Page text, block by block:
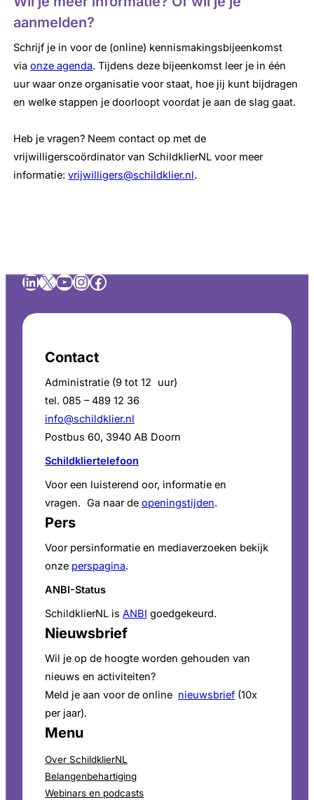
aanmelden?
Schrijf je in voor de (online) kennismakingsbijeenkomst
viaonze agenda. Tijdens deze bijeenkomst leer je in één
uur waar onze organisatie voor staat, hoe jij kunt bijdragen
en welke stappen je doorloopt voordat je aan de slag gaat.
Heb je vragen? Neem contact op met de
vrijwilligerscoördinator van SchildklierNL voor meer
informatie:vrijwilligers@schildklier.nl.
LinkedIn
X YouTube
Instagram
Facebook
Contact
Administratie (9 tot 12 uur)
tel. 085 – 489 12 36
info@schildklier.nl
Postbus 60, 3940 AB Doorn
Schildkliertelefoon
Voor een luisterend oor, informatie en
vragen. Ga naar de openingstijden.
Pers
Voor persinformatie en mediaverzoeken bekijk
onze perspagina.
ANBI-Status
SchildklierNL is ANBI goedgekeurd.
Nieuwsbrief
Wil je op de hoogte worden gehouden van
nieuws en activiteiten?
Meld je aan voor de online nieuwsbrief (10x
per jaar).
Menu
Over SchildklierNL
Belangenbehartiging
Webinars en podcasts